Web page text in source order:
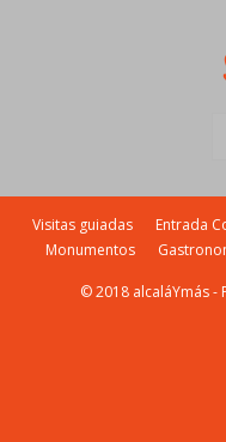
Visitas guiadas Entrada
Monumentos
© 2018 alcaláYmás -